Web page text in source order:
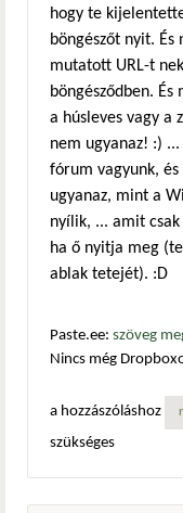
hogy te
böngészőt nyit.
mutatott URL-t
böngésződben.
a húsleves vagy a
nem ugyanaz! :)
fórum vagyunk, és
ugyanaz, mint a
nyílik, ... amit
ha ő nyitja meg
ablak tetejét). :D
Paste.ee: szöveg
Nincs még
a hozzászóláshoz
szükséges